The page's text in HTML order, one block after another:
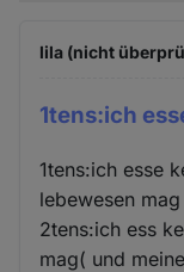
lila (nicht
1tens:ich
1tens:ich esse
lebewesen mag
2tens:ich ess
mag( und